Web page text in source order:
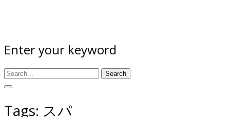
Enter your keyword
Search
Tags: スパ